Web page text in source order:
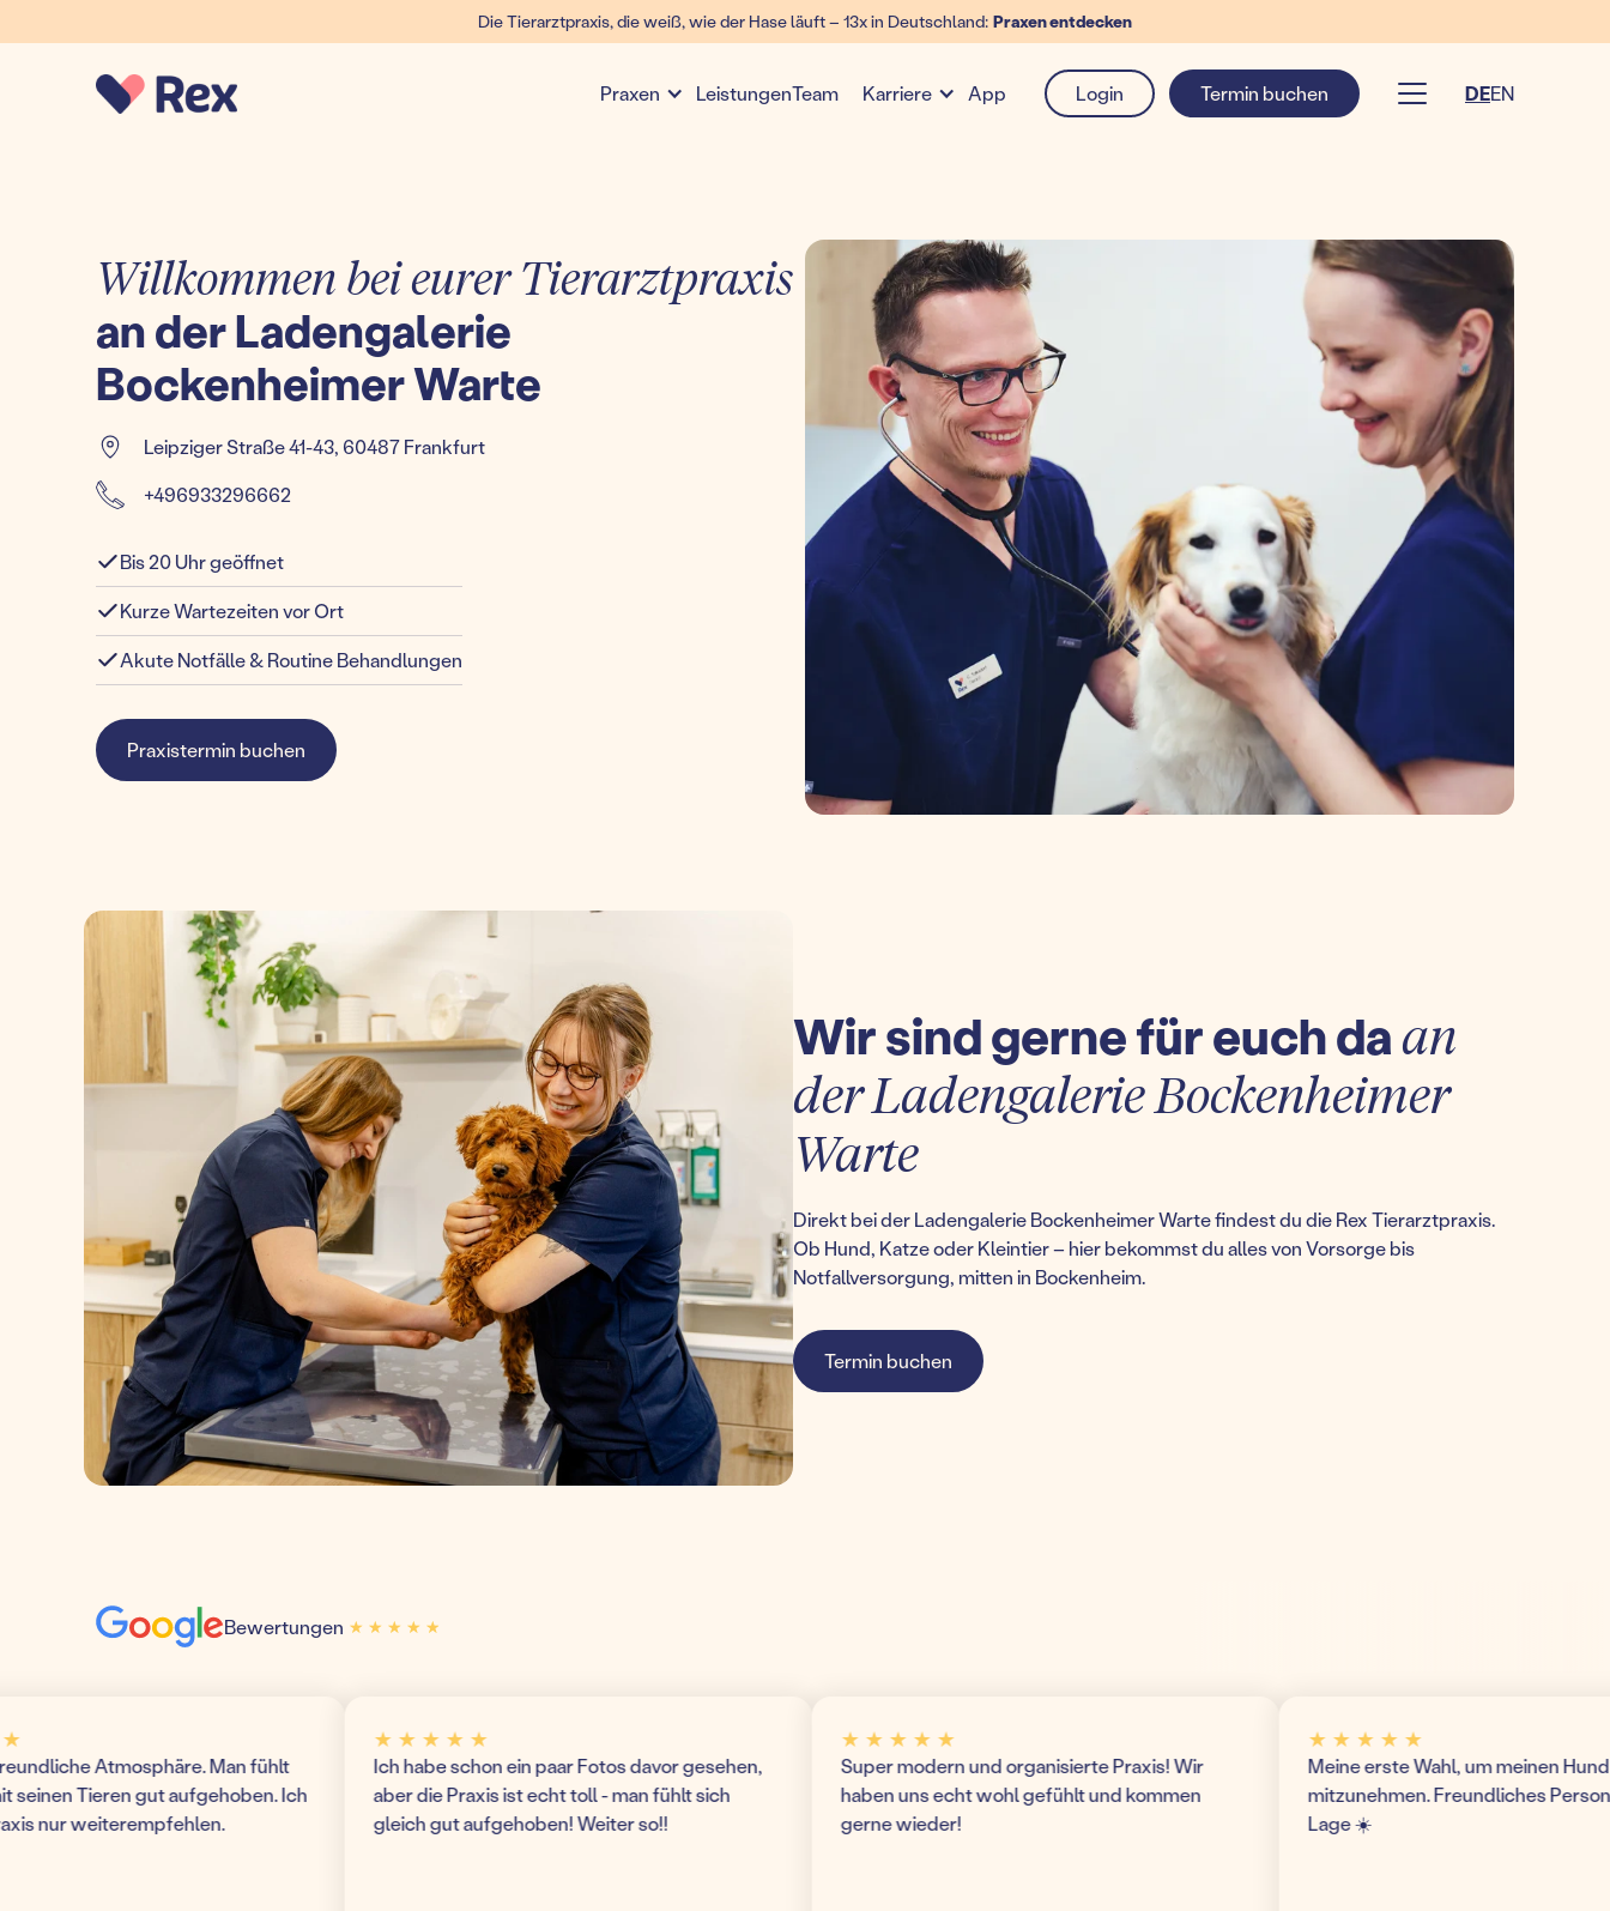
Die Tierarztpraxis, die weiß, wie der Hase läuft – 13x in Deutschland: Praxen entdecken
Praxen LeistungenTeam Karriere App Login Termin buchen DEEN
Willkommen bei eurer Tierarztpraxis
an der Ladengalerie
Bockenheimer Warte
Leipziger Straße 41-43, 60487 Frankfurt
+496933296662
Bis 20 Uhr geöffnet
Kurze Wartezeiten vor Ort
Akute Notfälle & Routine Behandlungen
Praxistermin buchen
Wir sind gerne für euch daan
der Ladengalerie Bockenheimer
Warte
Direkt bei der Ladengalerie Bockenheimer Warte findest du die Rex Tierarztpraxis.
Ob Hund, Katze oder Kleintier – hier bekommst du alles von Vorsorge bis
Notfallversorgung, mitten in Bockenheim.
Termin buchen
Bewertungen ★ ★ ★ ★ ★
★ ★ ★ ★ ★
Atmosphäre. Man fühlt
Tieren gut aufgehoben. Ich
nur weiterempfehlen.
★ ★ ★ ★ ★
Ich habe schon ein paar Fotos davor gesehen,
aber die Praxis ist echt toll - man fühlt sich
gleich gut aufgehoben! Weiter so!!
★ ★ ★ ★ ★
Super modern und organisierte Praxis! Wir
haben uns echt wohl gefühlt und kommen
gerne wieder!
★ ★ ★ ★ ★
Meine erste Wahl, um meinen Hund
mitzunehmen. Freundliches Personal
Lage ☀️